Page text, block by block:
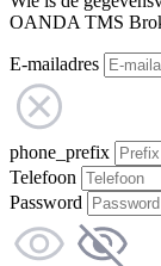
OANDA TMS
E-mailadres
phone_prefix
Telefoon
Password